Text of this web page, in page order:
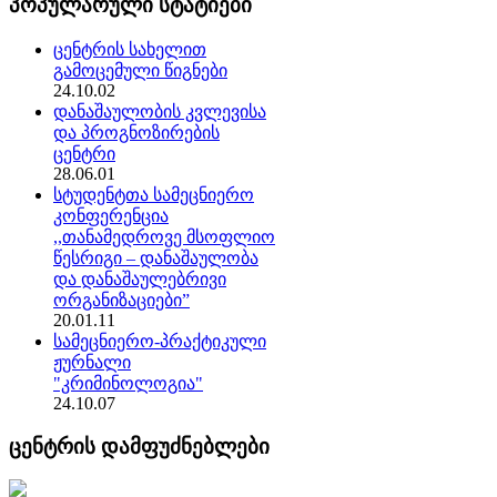
პოპულარული სტატიები
ცენტრის სახელით
გამოცემული წიგნები
24.10.02
დანაშაულობის კვლევისა
და პროგნოზირების
ცენტრი
28.06.01
სტუდენტთა სამეცნიერო
კონფერენცია
,,თანამედროვე მსოფლიო
წესრიგი – დანაშაულობა
და დანაშაულებრივი
ორგანიზაციები”
20.01.11
სამეცნიერო-პრაქტიკული
ჟურნალი
"კრიმინოლოგია"
24.10.07
ცენტრის დამფუძნებლები